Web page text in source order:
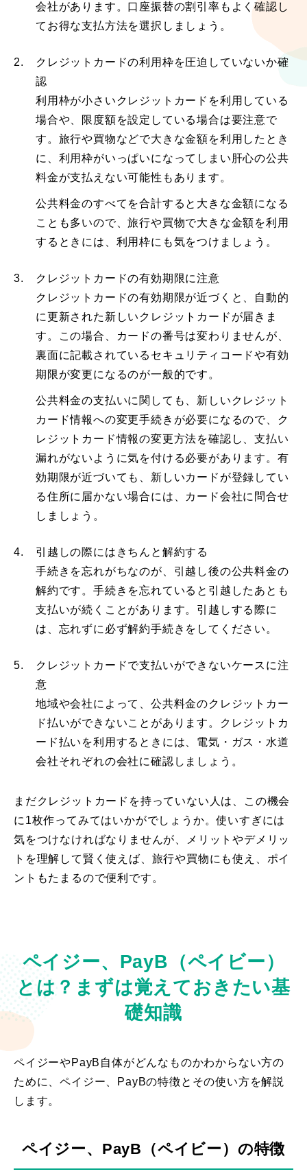
会社があります。口座振替の割引率もよく確認し
てお得な支払方法を選択しましょう。
2.
クレジットカードの利用枠を圧迫していないか確
認
利用枠が小さいクレジットカードを利用している
場合や、限度額を設定している場合は要注意で
す。旅行や買物などで大きな金額を利用したとき
に、利用枠がいっぱいになってしまい肝心の公共
料金が支払えない可能性もあります。
公共料金のすべてを合計すると大きな金額になる
ことも多いので、旅行や買物で大きな金額を利用
するときには、利用枠にも気をつけましょう。
3.
クレジットカードの有効期限に注意
クレジットカードの有効期限が近づくと、自動的
に更新された新しいクレジットカードが届きま
す。この場合、カードの番号は変わりませんが、
裏面に記載されているセキュリティコードや有効
期限が変更になるのが一般的です。
公共料金の支払いに関しても、新しいクレジット
カード情報への変更手続きが必要になるので、ク
レジットカード情報の変更方法を確認し、支払い
漏れがないように気を付ける必要があります。有
効期限が近づいても、新しいカードが登録してい
る住所に届かない場合には、カード会社に問合せ
しましょう。
4.
引越しの際にはきちんと解約する
手続きを忘れがちなのが、引越し後の公共料金の
解約です。手続きを忘れていると引越したあとも
支払いが続くことがあります。引越しする際に
は、忘れずに必ず解約手続きをしてください。
5.
クレジットカードで支払いができないケースに注
意
地域や会社によって、公共料金のクレジットカー
ド払いができないことがあります。クレジットカ
ード払いを利用するときには、電気・ガス・水道
会社それぞれの会社に確認しましょう。
まだクレジットカードを持っていない人は、この機会
に1枚作ってみてはいかがでしょうか。使いすぎには
気をつけなければなりませんが、メリットやデメリッ
トを理解して賢く使えば、旅行や買物にも使え、ポイ
ントもたまるので便利です。
ペイジー、PayB（ペイビー）
とは？まずは覚えておきたい基
礎知識
ペイジーやPayB自体がどんなものかわからない方の
ために、ペイジー、PayBの特徴とその使い方を解説
します。
ペイジー、PayB（ペイビー）の特徴